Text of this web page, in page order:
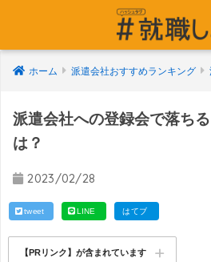
ホーム 派遣会社おすすめランキング
派遣会社への登録会で落ち
は？
2023/02/28
tweet LINE はてブ
【PRリンク】が含まれています